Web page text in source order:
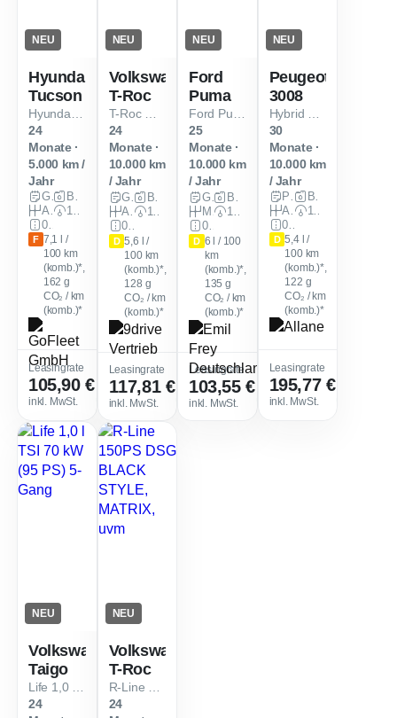
NEU
Hyundai
Tucson
24
Monate ·
5.000 km /
Jahr
Gewerbe
Automatik
0 km
F 7,1 l /
100 km
(komb.)*,
162g
CO₂ / km
(komb.)*
Leasingrate
105,90 €
inkl. MwSt.
Leasingfaktor
0,24
Sofort verfügbar
NEU
Volkswagen
T-Roc
24
Monate ·
10.000 km
/ Jahr
Gewerbe
Automatik
D 5,6 l /
100 km
(komb.)*,
128 g
CO₂ / km
(komb.)*
Leasingrate
117,81 €
inkl. MwSt.
Leasingfaktor :0,33
Verfügbar ab Dez. 2026
NEU
Ford
Puma
25
Monate ·
10.000 km
/ Jahr
Gewerbe
Manuell
0 km
D 6 l / 100
km
(komb.)*,
135g
CO₂ / km
(komb.)*
Leasingrate
103,55 €
inkl. MwSt.
Leasingfaktor
Verfügbar ab Dez. 2026
NEU
Peugeot
3008
30
Monate ·
10.000 km
/ Jahr
Privat
Automatik
D 5,4 l /
100 km
(komb.)*,
122 g
CO₂ / km
(komb.)*
Leasingrate
195,77 €
inkl. MwSt.
NEU
Volkswagen
Taigo
24
NEU
Volkswagen
T-Roc
24